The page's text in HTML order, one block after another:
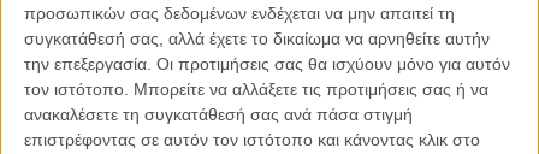
προσωπικών σας δεδομένων ενδέχεται να μην απαιτεί τη
συγκατάθεσή σας, αλλά έχετε το δικαίωμα να αρνηθείτε αυτήν
την επεξεργασία. Οι προτιμήσεις σας θα ισχύουν μόνο για αυτόν
τον ιστότοπο. Μπορείτε να αλλάξετε τις προτιμήσεις σας ή να
ανακαλέσετε τη συγκατάθεσή σας ανά πάσα στιγμή
επιστρέφοντας σε αυτόν τον ιστότοπο και κάνοντας κλικ στο
Βιμ Βέντερς
Συνέντευξη